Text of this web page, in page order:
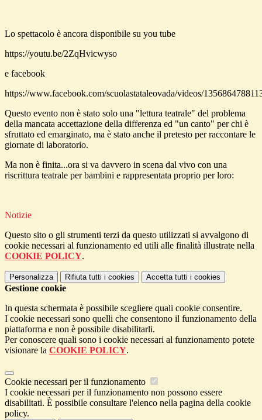
Lo spettacolo è ancora disponibile su you tube
​https://youtu.be/2ZqHvicwyso
e facebook
https://www.facebook.com/scuolastataleovada/videos/
Questo evento non è stato solo una "lettura teatrale" del problema
della mancata accettazione della differenza ed "un canto" per chi è
sfruttato ed emarginato, ma è stato anche il pretesto per raccontare le
giornate di laboratorio.
Ma non è finita...ora si va davvero in scena dal vivo con una
riscrittura teatrale per bambini e rappresentata proprio per loro:
Notizie
Questo sito o gli strumenti terzi da questo utilizzati si avvalgono di
cookie necessari al funzionamento ed utili alle finalità illustrate nella
COOKIE POLICY.
Personalizza Rifiuta tutti i cookies Accetta tutti i cookies
Gestione cookie
In questa schermata è possibile scegliere quali cookie consentire.
I cookie necessari sono quelli che consentono il funzionamento della
piattaforma e non è possibile disabilitarli.
Per conoscere quali sono i cookie necessari al funzionamento potete
visionare la COOKIE POLICY.
Cookie necessari per il funzionamento
I cookie necessari per il funzionamento non possono essere
disabilitati. È possibile consultare l'elenco nella pagina della cookie
policy.